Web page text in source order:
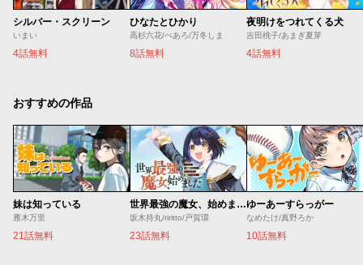
シルバー・スクリーン
いまい
4話無料
ひなたとひかり
高杉六花/べあろ/万冬しま
8話無料
夜明けをつれてくる犬
吉田桃子/あまぎ夏芽
4話無料
おすすめの作品
妹は知っている
雁木万里
21話無料
世界最強の魔女、始めました ～私だけ『攻略サイト』を見れる世界で自由に生きます～
坂木持丸/riritto/戸賀環
23話無料
ゆーあーすらっがー
なめたけ/真野ろか
10話無料